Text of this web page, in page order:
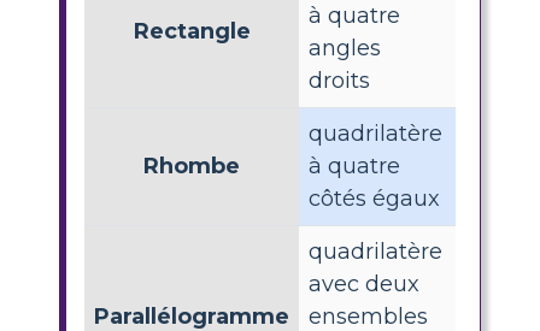
Rectangle
à quatre
angles
droits
Rhombe
quadrilatère
à quatre
côtés égaux
Parallélogramme
quadrilatère
avec deux
ensembles